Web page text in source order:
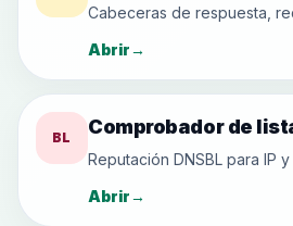
Cabeceras de respuesta,
Abrir→
BL Comprobador de
Reputación DNSBL para IP
Abrir→